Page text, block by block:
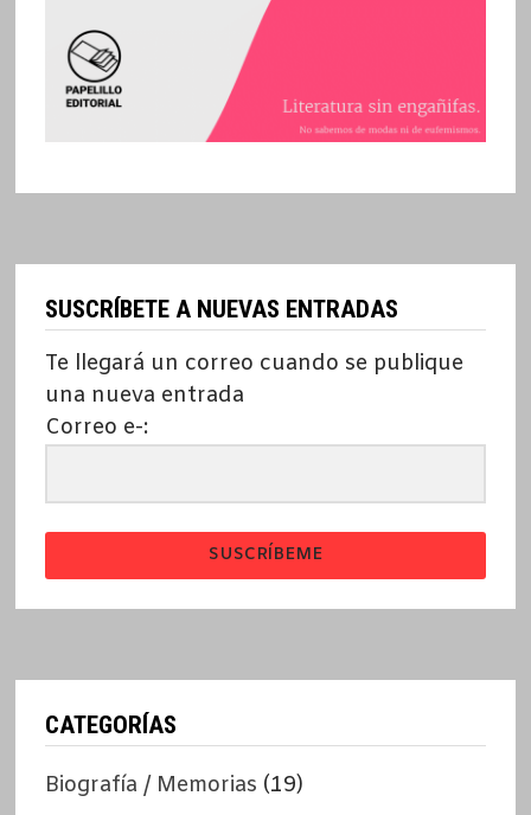
SUSCRÍBETE A NUEVAS ENTRADAS
Te llegará un correo cuando se publique
una nueva entrada
Correo e-:
SUSCRÍBEME
CATEGORÍAS
Biografía / Memorias (19)